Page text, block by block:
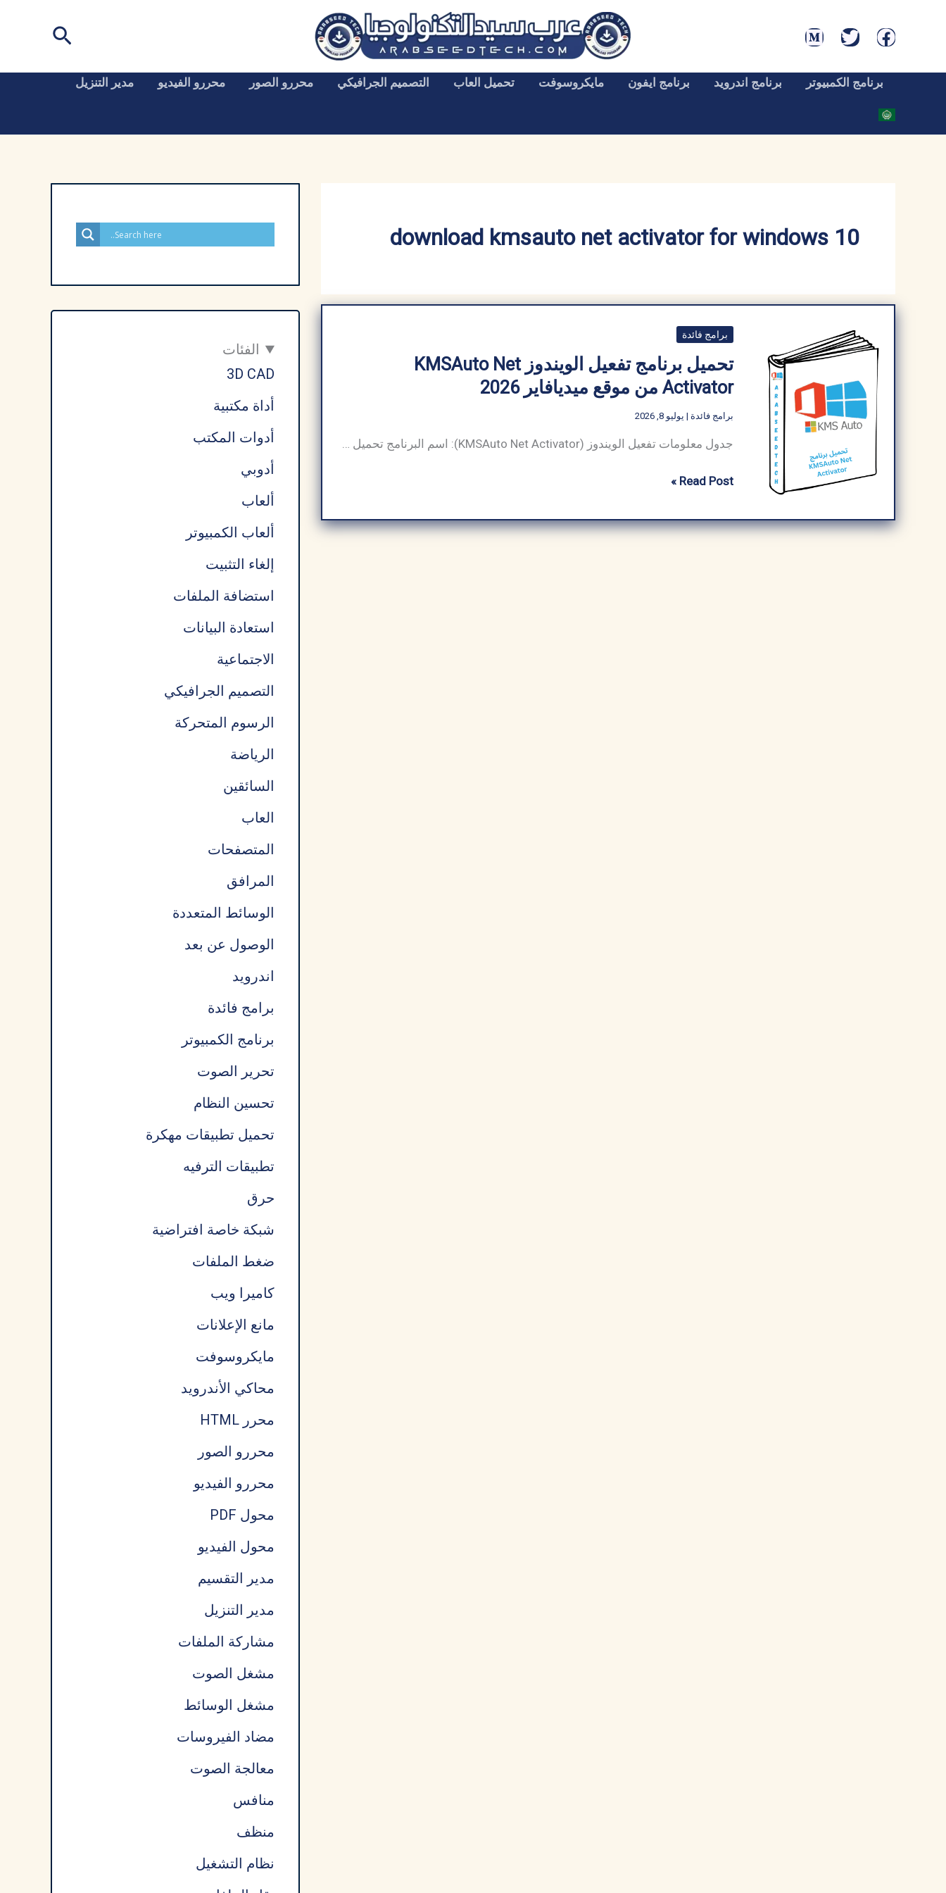
البحث
برنامج الكمبيوتر برنامج اندرويد برنامج ايفون مايكروسوفت تحميل العاب التصميم الجرافيكي محررو الصور محررو الفيديو مدير التنزيل
download kmsauto net activator for windows 10
برامج فائدة
تحميل برنامج تفعيل الويندوز KMSAuto Net
Activator من موقع ميديافاير 2026
برامج فائدة | يوليو 8, 2026
تحميل
تفعيل
Read Post »
الفئات
3D CAD
أداة مكتبية
أدوات المكتب
أدوبي
ألعاب
ألعاب الكمبيوتر
إلغاء التثبيت
استضافة الملفات
استعادة البيانات
الاجتماعية
التصميم الجرافيكي
الرسوم المتحركة
الرياضة
السائقين
العاب
المتصفحات
المرافق
الوسائط المتعددة
الوصول عن بعد
اندرويد
برامج فائدة
برنامج الكمبيوتر
تحرير الصوت
تحسين النظام
تحميل تطبيقات مهكرة
تطبيقات الترفيه
حرق
شبكة خاصة افتراضية
ضغط الملفات
كاميرا ويب
مانع الإعلانات
مايكروسوفت
محاكي الأندرويد
محرر HTML
محررو الصور
محررو الفيديو
محول PDF
محول الفيديو
مدير التقسيم
مدير التنزيل
مشاركة الملفات
مشغل الصوت
مشغل الوسائط
مضاد الفيروسات
معالجة الصوت
منافس
منظف
نظام التشغيل